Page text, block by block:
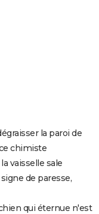
la paroi de
chimiste
vaisselle sale
de paresse,
qui éternue n'est